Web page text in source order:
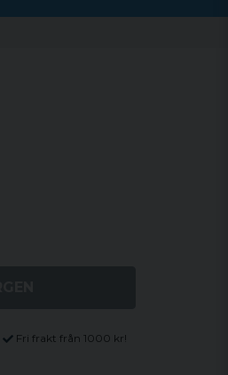
Fri frakt från 1000 kr!